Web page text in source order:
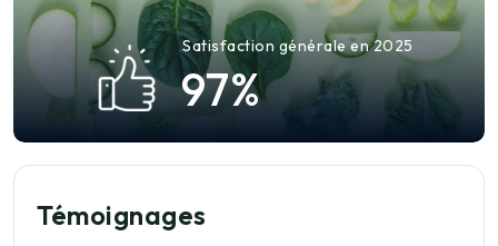
Satisfaction générale en 2025
97%
Témoignages